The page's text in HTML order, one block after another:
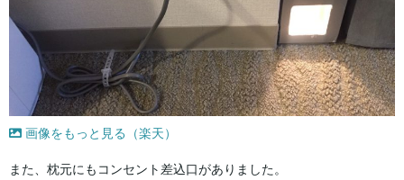
画像をもっと見る（楽天）
また、枕元にもコンセント差込口がありました。